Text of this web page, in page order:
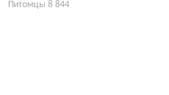
Питомцы 8 844